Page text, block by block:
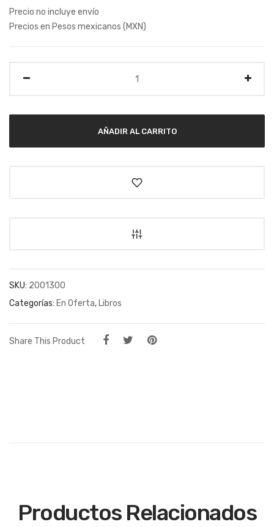
Precio no incluye envío
Precios en Pesos mexicanos (MXN)
AÑADIR AL CARRITO
SKU: 2001300
Categorías: En Oferta, Libros
Share This Product
Productos Relacionados